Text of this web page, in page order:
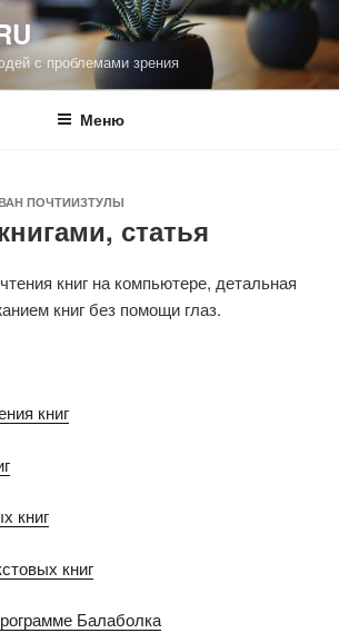
с проблемами зрения
Меню
ПОЧТИИЗТУЛЫ
статья
книг на компьютере, детальная
книг без помощи глаз.
книг
книг
книг
Балаболка